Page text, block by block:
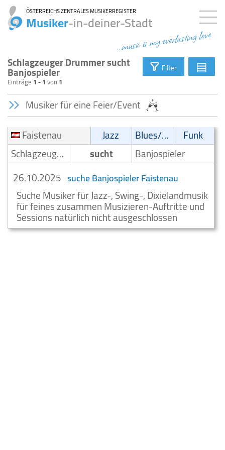
ÖSTERREICHS ZENTRALES MUSIKERREGISTER
Musiker-in-deiner-Stadt
...music is my everlasting love
Schlagzeuger Drummer sucht
Banjospieler
Einträge 1 - 1von 1
Filter ▤
Musiker für eine Feier/Event
Faistenau
Jazz Blues/Swing
Funk
Schlagzeuger/Drummer
sucht
Banjospieler
26.10.2025 suche Banjospieler Faistenau
Suche Musiker für Jazz-, Swing-, Dixielandmusik
für feines zusammen Musizieren-Auftritte und
Sessions natürlich nicht ausgeschlossen